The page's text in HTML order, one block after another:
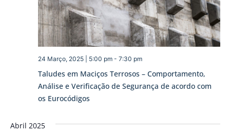
Taludes em Maciços Terrosos – Comportamento,
Análise e Verificação de Segurança de acordo com
os Eurocódigos
24 Março, 2025 | 5:00 pm- 7:30 pm
Abril 2025